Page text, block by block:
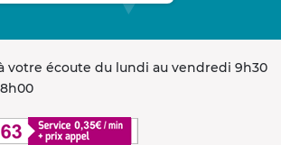
votre écoute du lundi au vendredi 9h30